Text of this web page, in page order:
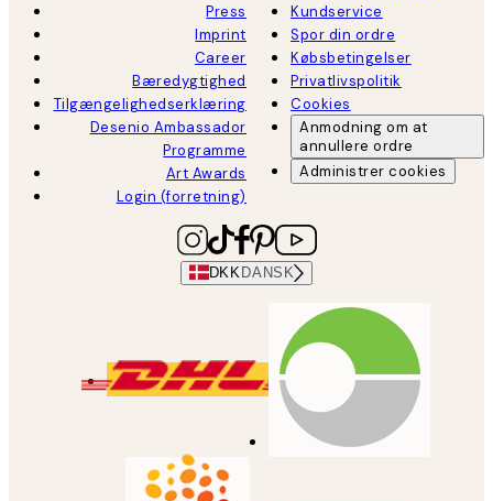
Press
Imprint
Career
Bæredygtighed
Tilgængelighedserklæring
Desenio Ambassador
Programme
Art Awards
Login (forretning)
Kundservice
Spor din ordre
Købsbetingelser
Privatlivspolitik
Cookies
Anmodning om at
annullere ordre
Administrer cookies
DKK DANSK